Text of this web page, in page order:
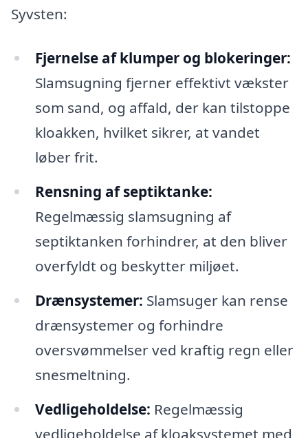
Syvsten:
Fjernelse af klumper og blokeringer:
Slamsugning fjerner effektivt vækster
som sand, og affald, der kan tilstoppe
kloakken, hvilket sikrer, at vandet
løber frit.
Rensning af septiktanke:
Regelmæssig slamsugning af
septiktanken forhindrer, at den bliver
overfyldt og beskytter miljøet.
Drænsystemer: Slamsuger kan rense
drænsystemer og forhindre
oversvømmelser ved kraftig regn eller
snesmeltning.
Vedligeholdelse: Regelmæssig
vedligeholdelse af kloaksystemet med